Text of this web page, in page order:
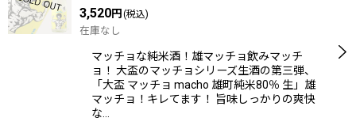
3,520円 (税込)
在庫なし
マッチョな純米酒！雄マッチョ飲みマッチ
ョ！ 大盃のマッチョシリーズ生酒の第三弾、
「大盃 マッチョ macho 雄町純米80％ 生」雄
マッチョ！キレてます！ 旨味しっかりの爽快
な…